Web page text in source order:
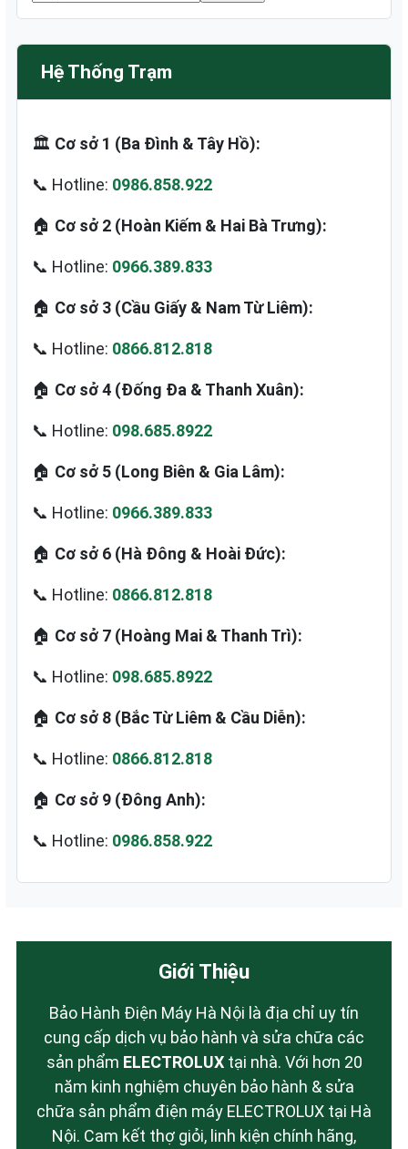
Hệ Thống Trạm
🏛️ Cơ sở 1 (Ba Đình & Tây Hồ):
📞 Hotline: 0986.858.922
🏠 Cơ sở 2 (Hoàn Kiếm & Hai Bà Trưng):
📞 Hotline: 0966.389.833
🏠 Cơ sở 3 (Cầu Giấy & Nam Từ Liêm):
📞 Hotline: 0866.812.818
🏠 Cơ sở 4 (Đống Đa & Thanh Xuân):
📞 Hotline: 098.685.8922
🏠 Cơ sở 5 (Long Biên & Gia Lâm):
📞 Hotline: 0966.389.833
🏠 Cơ sở 6 (Hà Đông & Hoài Đức):
📞 Hotline: 0866.812.818
🏠 Cơ sở 7 (Hoàng Mai & Thanh Trì):
📞 Hotline: 098.685.8922
🏠 Cơ sở 8 (Bắc Từ Liêm & Cầu Diễn):
📞 Hotline: 0866.812.818
🏠 Cơ sở 9 (Đông Anh):
📞 Hotline: 0986.858.922
Giới Thiệu
Bảo Hành Điện Máy Hà Nội là địa chỉ uy tín
cung cấp dịch vụ bảo hành và sửa chữa các
sản phẩm ELECTROLUXtại nhà. Với hơn 20
năm kinh nghiệm chuyên bảo hành & sửa
chữa sản phẩm điện máy ELECTROLUX tại Hà
Nội. Cam kết thợ giỏi, linh kiện chính hãng,